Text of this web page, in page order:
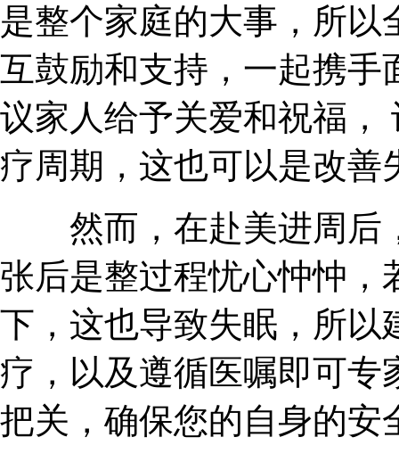
是整个家庭的大事，所
互鼓励和支持，一起携手
议家人给予关爱和祝福，
疗周期，这也可以是改善
然而，在赴美进周后
张后是整过程忧心忡忡，
下，这也导致失眠，所以
疗，以及遵循医嘱即可专
把关，确保您的自身的